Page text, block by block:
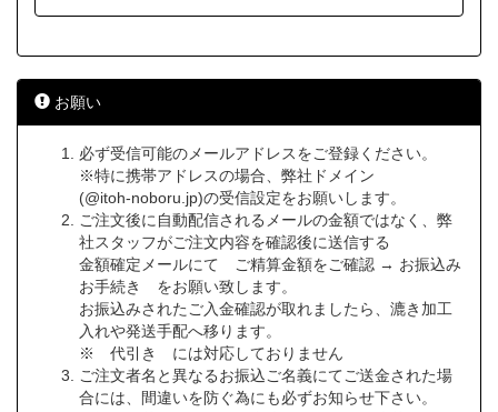
お願い
必ず受信可能のメールアドレスをご登録ください。
※特に携帯アドレスの場合、弊社ドメイン
(@itoh-noboru.jp)の受信設定をお願いします。
ご注文後に自動配信されるメールの金額ではなく、弊
社スタッフがご注文内容を確認後に送信する
金額確定メールにて ご精算金額をご確認 → お振込み
お手続き をお願い致します。
お振込みされたご入金確認が取れましたら、漉き加工
入れや発送手配へ移ります。
※ 代引き には対応しておりません
ご注文者名と異なるお振込ご名義にてご送金された場
合には、間違いを防ぐ為にも必ずお知らせ下さい。